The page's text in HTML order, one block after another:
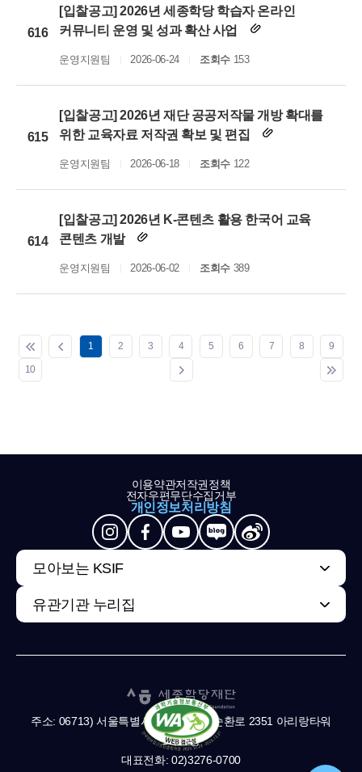
616
[입찰공고] 2026년 세종학당 학습자 온라인
커뮤니티 운영 및 성과 확산 사업
운영지원팀 2026-06-24 조회수153
615
[입찰공고] 2026년 재단 공공저작물 개방 확대를
위한 교육자료 저작권 확보 및 편집
운영지원팀 2026-06-18 조회수122
614
[입찰공고] 2026년 K-콘텐츠 활용 한국어 교육
콘텐츠 개발
운영지원팀 2026-06-02 조회수389
1 2 3 4 5 6 7 8 9
10
이용약관저작권정책
전자우편무단수집거부
개인정보처리방침
모아보는 KSIF
유관기관 누리집
주소: 06713) 서울특별시 서초구 남부순환로 2351 아리랑타워
11,13층
대표전화: 02)3276-0700